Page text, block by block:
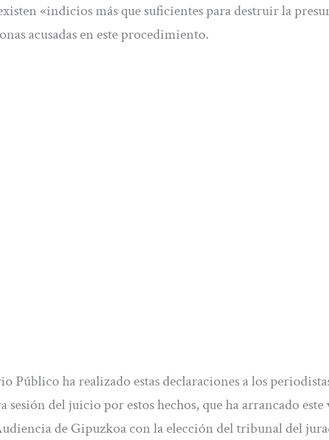
«indicios más que suficientes para destruir la
acusadas en este procedimiento.
Público ha realizado estas declaraciones a los
sesión del juicio por estos hechos, que ha arrancado
de Gipuzkoa con la elección del tribunal del